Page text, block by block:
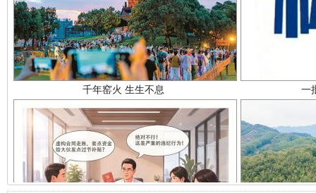
千年窑火 生生不息